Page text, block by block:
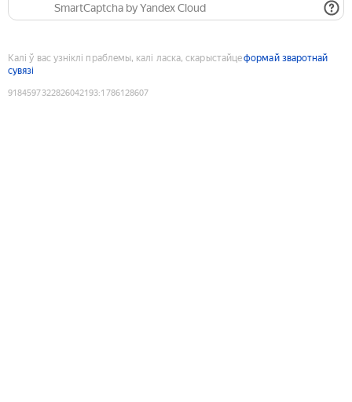
SmartCaptcha by Yandex Cloud
Калі ў вас узніклі праблемы, калі ласка, скарыстайцеформай зваротнай
сувязі
9184597322826042193:1786128607